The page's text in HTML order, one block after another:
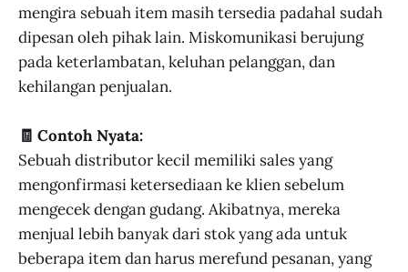
mengira sebuah item masih tersedia padahal sudah
dipesan oleh pihak lain. Miskomunikasi berujung
pada keterlambatan, keluhan pelanggan, dan
kehilangan penjualan.
🧾 Contoh Nyata:
Sebuah distributor kecil memiliki sales yang
mengonfirmasi ketersediaan ke klien sebelum
mengecek dengan gudang. Akibatnya, mereka
menjual lebih banyak dari stok yang ada untuk
beberapa item dan harus merefund pesanan, yang